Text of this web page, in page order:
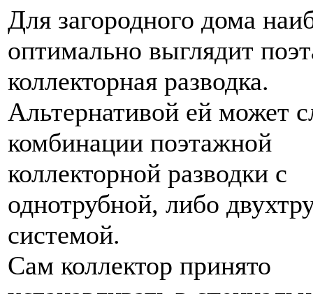
Для загородного дома
оптимально выглядит
коллекторная разводка.
Альтернативой ей может
комбинации поэтажной
коллекторной разводки с
однотрубной, либо
системой.
Сам коллектор принято